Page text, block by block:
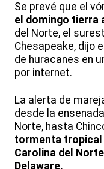
Se prevé que el
el domingo tierra
del Norte, el
Chesapeake, dijo
de huracanes en
por internet.
La alerta de
desde la
Norte, hasta
tormenta tropical
Carolina del
Delaware.